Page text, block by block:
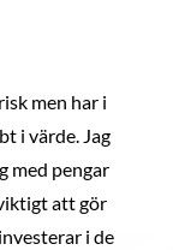
men har i
i värde. Jag
med pengar
att gör
i de